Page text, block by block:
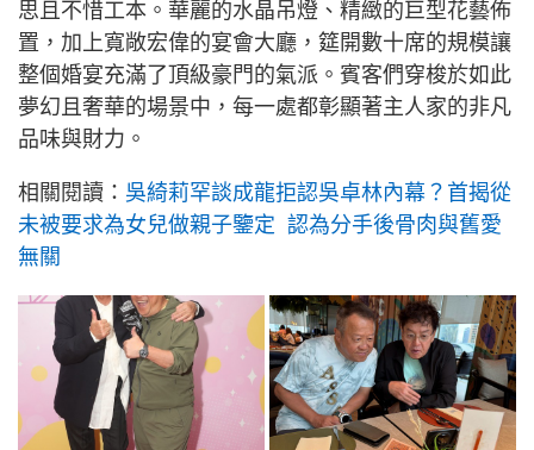
思且不惜工本。華麗的水晶吊燈、精緻的巨型花藝佈
置，加上寬敞宏偉的宴會大廳，筵開數十席的規模讓
整個婚宴充滿了頂級豪門的氣派。賓客們穿梭於如此
夢幻且奢華的場景中，每一處都彰顯著主人家的非凡
品味與財力。
相關閱讀： 吳綺莉罕談成龍拒認吳卓林內幕？首揭從
未被要求為女兒做親子鑒定 認為分手後骨肉與舊愛
無關